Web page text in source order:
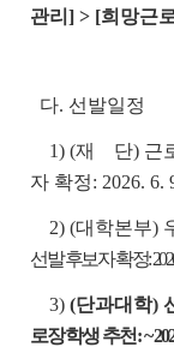
관리] > [희망근
다. 선발일정
1) (재 단) 근로
자 확정: 2026. 6.
2) (대학본부)
선발 후보자 확정:
3) (단과대학)
로장학생 추천:~